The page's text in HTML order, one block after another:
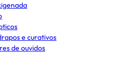
e curativos
de ouvidos